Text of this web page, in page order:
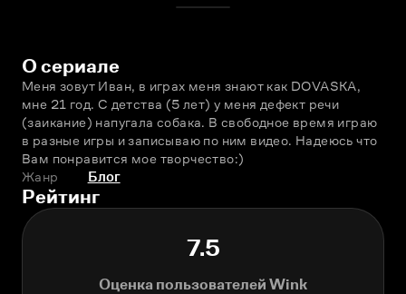
О сериале
Меня зовут Иван, в играх меня знают как DOVASKA,
мне 21 год. С детства (5 лет) у меня дефект речи
(заикание) напугала собака. В свободное время играю
в разные игры и записываю по ним видео. Надеюсь что
Вам понравится мое творчество:)
Жанр
Блог
Рейтинг
7.5
Оценка пользователей Wink